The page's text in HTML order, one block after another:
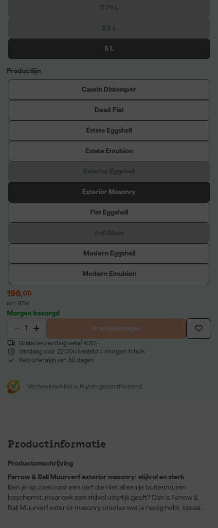
5 L
Productlijn
Casein Distemper
Dead Flat
Estate Eggshell
Estate Emulsion
Exterior Masonry
Flat Eggshell
Modern Eggshell
Modern Emulsion
196,00
incl. BTW
Morgen bezorgd
In winkelwagen
Gratis verzending vanaf €50,-
Vandaag voor 22:00u besteld = morgen in huis
Retourtermijn van 30 dagen
Verfwebwinkel is Kiyoh gecertificeerd
Productinformatie
Productomschrijving
Farrow & Ball Muurverf exterior masonry: stijlvol en sterk
Ben je op zoek naar een verf die niet alleen je buitenmuren
beschermt, maar ook een stijlvol uiterlijk geeft? Dan is Farrow &
Ball Muurverf exterior masonry precies wat je nodig hebt. Ideaal